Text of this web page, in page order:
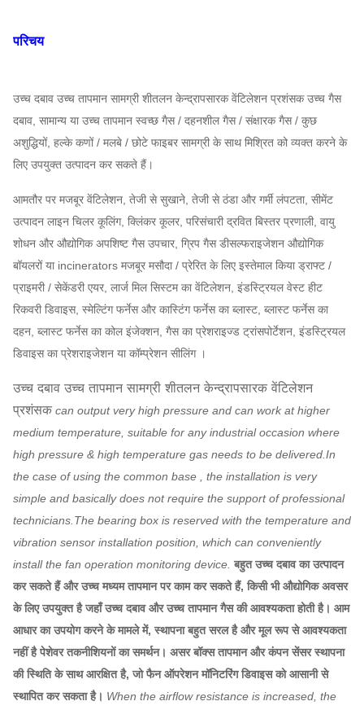
परिचय
उच्च दबाव उच्च तापमान सामग्री शीतलन केन्द्रापसारक वेंटिलेशन प्रशंसकउच्च गैस
दबाव, सामान्य या उच्च तापमान स्वच्छ गैस / दहनशील गैस / संक्षारक गैस / कुछ
अशुद्धियों, हल्के कणों / मलबे / छोटे फाइबर सामग्री के साथ मिश्रित को व्यक्त करने के
लिए उपयुक्त उत्पादन कर सकते हैं।
आमतौर पर मजबूर वेंटिलेशन, तेजी से सुखाने, तेजी से ठंडा और गर्मी लंपटता, सीमेंट
उत्पादन लाइन चिलर कूलिंग, क्लिंकर कूलर, परिसंचारी द्रवित बिस्तर प्रणाली, वायु
शोधन और औद्योगिक अपशिष्ट गैस उपचार, ग्रिप गैस डीसल्फराइजेशन औद्योगिक
बॉयलरों या incinerators मजबूर मसौदा / प्रेरित के लिए इस्तेमाल किया ड्राफ्ट /
प्राइमरी / सेकेंडरी एयर, लार्ज मिल सिस्टम का वेंटिलेशन, इंडस्ट्रियल वेस्ट हीट
रिकवरी डिवाइस, स्मेल्टिंग फर्नेस और कास्टिंग फर्नेस का ब्लास्ट, ब्लास्ट फर्नेस का
दहन, ब्लास्ट फर्नेस का कोल इंजेक्शन, गैस का प्रेशराइज्ड ट्रांसपोर्टेशन, इंडस्ट्रियल
डिवाइस का प्रेशराइजेशन या कॉम्प्रेशन सीलिंग ।
उच्च दबाव उच्च तापमान सामग्री शीतलन केन्द्रापसारक वेंटिलेशन
प्रशंसक can output very high pressure and can work at higher
medium temperature, suitable for any industrial occasion where
high pressure & high temperature gas needs to be delivered.In
the case of using the common base , the installation is very
simple and basically does not require the support of professional
technicians.The bearing box is reserved with the temperature and
vibration sensor installation position, which can conveniently
install the fan operation monitoring device. बहुत उच्च दबाव का उत्पादन
कर सकते हैं और उच्च मध्यम तापमान पर काम कर सकते हैं, किसी भी औद्योगिक अवसर
के लिए उपयुक्त है जहाँ उच्च दबाव और उच्च तापमान गैस की आवश्यकता होती है। आम
आधार का उपयोग करने के मामले में, स्थापना बहुत सरल है और मूल रूप से आवश्यकता
नहीं है पेशेवर तकनीशियनों का समर्थन। असर बॉक्स तापमान और कंपन सेंसर स्थापना
की स्थिति के साथ आरक्षित है, जो फैन ऑपरेशन मॉनिटरिंग डिवाइस को आसानी से
स्थापित कर सकता है। When the airflow resistance is increased, the